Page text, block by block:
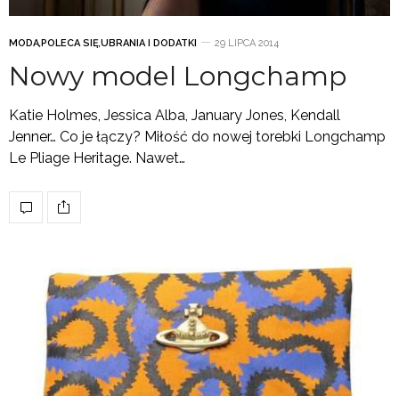
MODA,POLECA SIĘ,UBRANIA I DODATKI 29 LIPCA 2014
Nowy model Longchamp
Katie Holmes, Jessica Alba, January Jones, Kendall
Jenner… Co je łączy? Miłość do nowej torebki Longchamp
Le Pliage Heritage. Nawet…